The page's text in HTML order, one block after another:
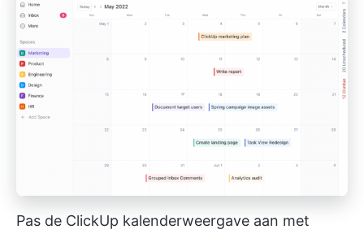
Pas de ClickUp kalenderweergave aan met